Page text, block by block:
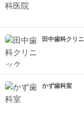
田中歯科クリ
かず歯科室